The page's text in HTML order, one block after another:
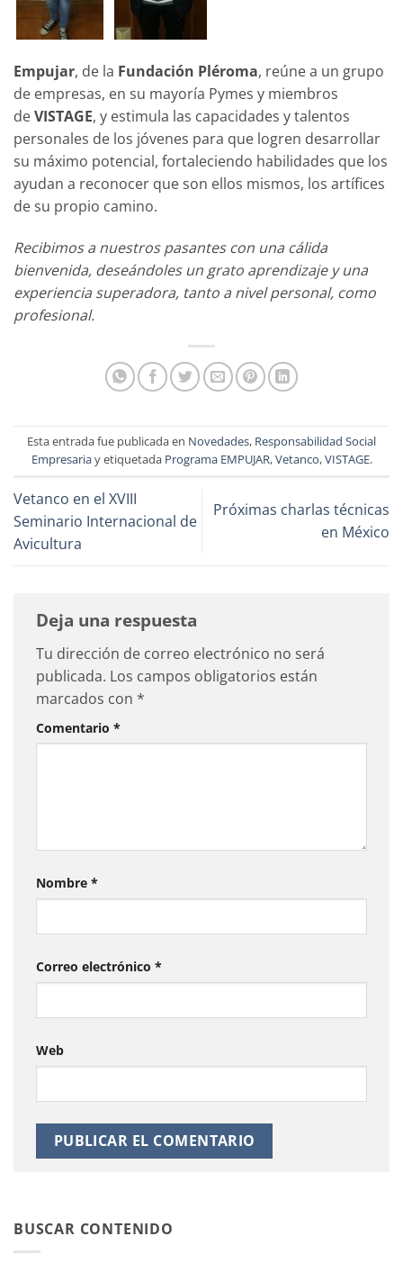
Empujar, de la Fundación Pléroma, reúne a un grupo
de empresas, en su mayoría Pymes y miembros
deVISTAGE, y estimula las capacidades y talentos
personales de los jóvenes para que logren desarrollar
su máximo potencial, fortaleciendo habilidades que los
ayudan a reconocer que son ellos mismos, los artífices
de su propio camino.
Recibimos a nuestros pasantes con una cálida
bienvenida, deseándoles un grato aprendizaje y una
experiencia superadora, tanto a nivel personal, como
profesional.
Esta entrada fue publicada en Novedades, Responsabilidad Social
Empresariay etiquetada Programa EMPUJAR,Vetanco,VISTAGE.
Vetanco en el XVIII
Seminario Internacional de
Avicultura
Próximas charlas técnicas
en México
Deja una respuesta
Tu dirección de correo electrónico no será
publicada. Los campos obligatorios están
marcados con *
Comentario *
Nombre *
Correo electrónico *
Web
BUSCAR CONTENIDO